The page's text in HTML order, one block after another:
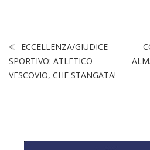
ECCELLENZA/GIUDICE
SPORTIVO: ATLETICO
VESCOVIO, CHE STANGATA!